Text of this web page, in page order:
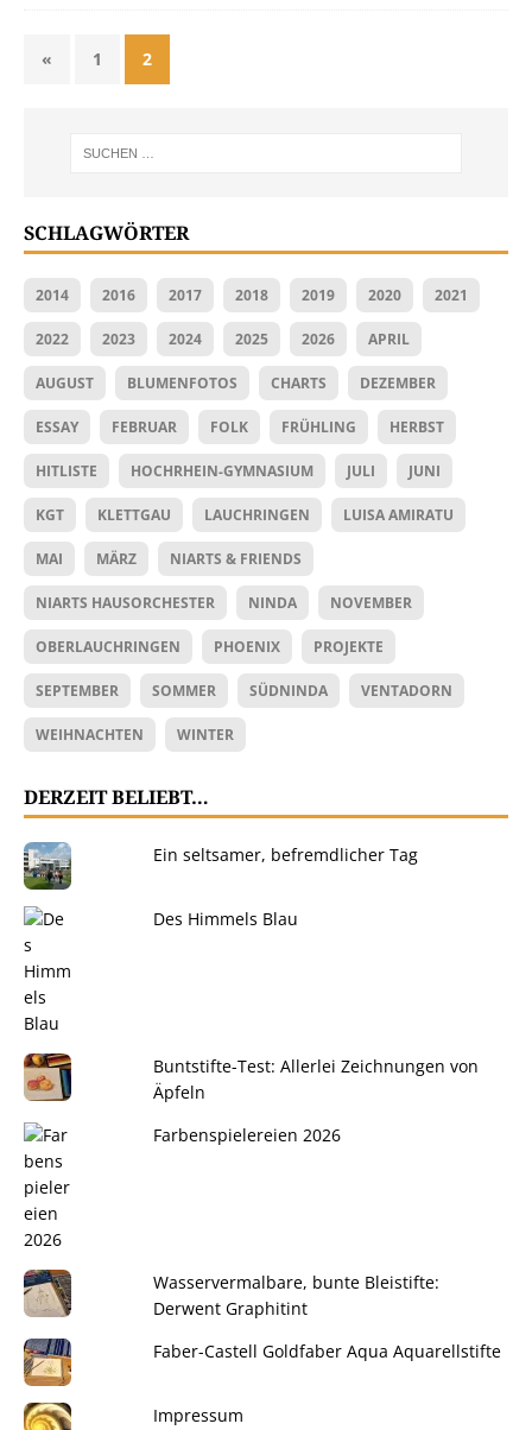
« 1 2
SCHLAGWÖRTER
2014 2016 2017 2018 2019 2020 2021
2022 2023 2024 2025 2026 APRIL
AUGUST BLUMENFOTOS CHARTS DEZEMBER
ESSAY FEBRUAR FOLK FRÜHLING HERBST
HITLISTE HOCHRHEIN-GYMNASIUM JULI JUNI
KGT KLETTGAU LAUCHRINGEN LUISA AMIRATU
MAI MÄRZ NIARTS & FRIENDS
NIARTS HAUSORCHESTER NINDA NOVEMBER
OBERLAUCHRINGEN PHOENIX PROJEKTE
SEPTEMBER SOMMER SÜDNINDA VENTADORN
WEIHNACHTEN WINTER
DERZEIT BELIEBT…
Ein seltsamer, befremdlicher Tag
Des Himmels Blau
Buntstifte-Test: Allerlei Zeichnungen von
Äpfeln
Farbenspielereien 2026
Wasservermalbare, bunte Bleistifte:
Derwent Graphitint
Faber-Castell Goldfaber Aqua Aquarellstifte
Impressum